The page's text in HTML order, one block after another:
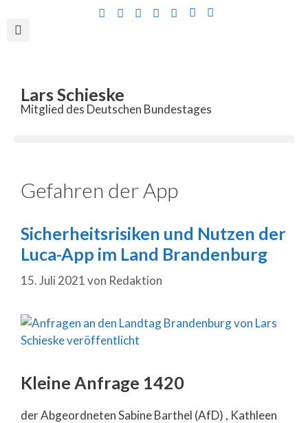
Lars Schieske
Mitglied des Deutschen Bundestages
Gefahren der App
Sicherheitsrisiken und Nutzen der
Luca-App im Land Brandenburg
15. Juli 2021von Redaktion
Kleine Anfrage 1420
der Abgeordneten Sabine Barthel (AfD) , Kathleen